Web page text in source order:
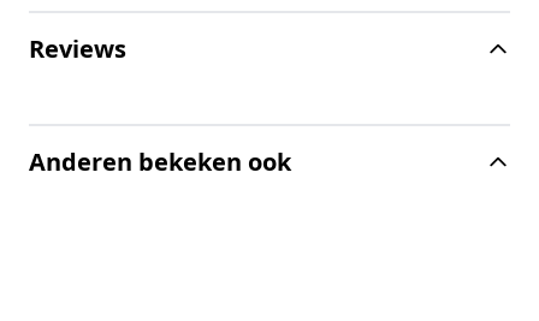
Reviews
Anderen bekeken ook